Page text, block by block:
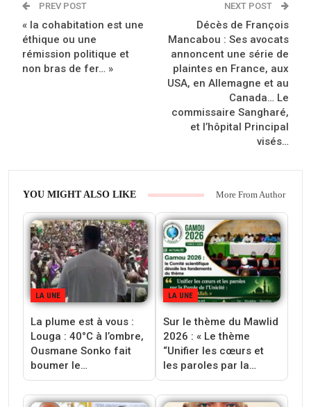
PREV POST
« la cohabitation est une
éthique ou une
rémission politique et
non bras de fer… »
NEXT POST
Décès de François
Mancabou : Ses avocats
annoncent une série de
plaintes en France, aux
USA, en Allemagne et au
Canada… Le
commissaire Sangharé,
et l’hôpital Principal
visés…
YOU MIGHT ALSO LIKE More From Author
LA UNE
La plume est à vous :
Louga : 40°C à l’ombre,
Ousmane Sonko fait
boumer le…
LA UNE
Sur le thème du Mawlid
2026 : « Le thème
“Unifier les cœurs et
les paroles par la…